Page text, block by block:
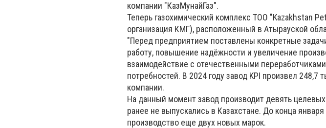
компании "КазМунайГаз".
Теперь газохимический комплекс ТОО "Kazakhstan
организация КМГ), расположенный в Атырауской
"Перед предприятием поставлены конкретные
работу, повышение надёжности и увеличение
взаимодействие с отечественными
потребностей. В 2024 году завод KPI произвел
компании.
На данный момент завод производит девять
ранее не выпускались в Казахстане. До конца
производство еще двух новых марок.